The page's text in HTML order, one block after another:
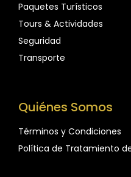
Paquetes Turísticos
Tours & Actividades
Seguridad
Transporte
Quiénes Somos
Términos y Condiciones
Política de Tratamiento